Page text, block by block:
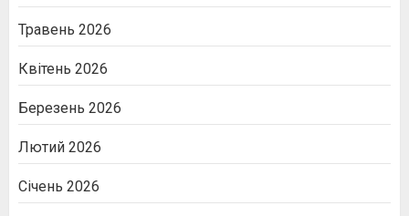
Травень 2026
Квітень 2026
Березень 2026
Лютий 2026
Січень 2026